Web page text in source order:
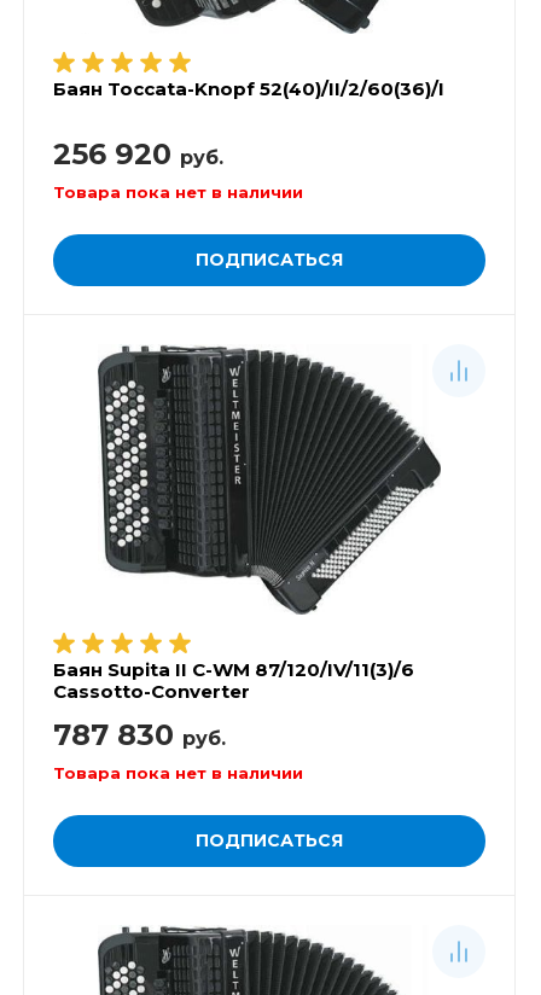
Баян Toccata-Knopf 52(40)/II/2/60(36)/I
256 920 руб.
Товара пока нет в наличии
ПОДПИСАТЬСЯ
Баян Supita II C-WM 87/120/IV/11(3)/6
Cassotto-Converter
787 830 руб.
Товара пока нет в наличии
ПОДПИСАТЬСЯ